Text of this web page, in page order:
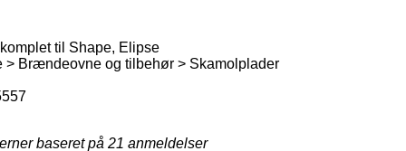
til Shape, Elipse
> Brændeovne og tilbehør > Skamolplader
baseret på 21 anmeldelser